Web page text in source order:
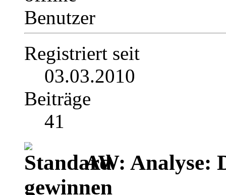
Benutzer
Registriert seit
03.03.2010
Beiträge
41
AW: Analyse:
gewinnen